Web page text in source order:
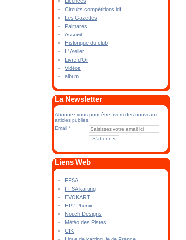
Circuits compétitions idf
Les Gazettes
Palmares
Accueil
Historique du club
L' Atelier
Livre d'Or
Vidéos
album
La Newsletter
Abonnez-vous pour être averti des nouveaux
articles publiés.
Email
Liens Web
FFSA
FFSA karting
EVOKART
HP2 Phenix
Nouch Designs
Météo des Pistes
CIK